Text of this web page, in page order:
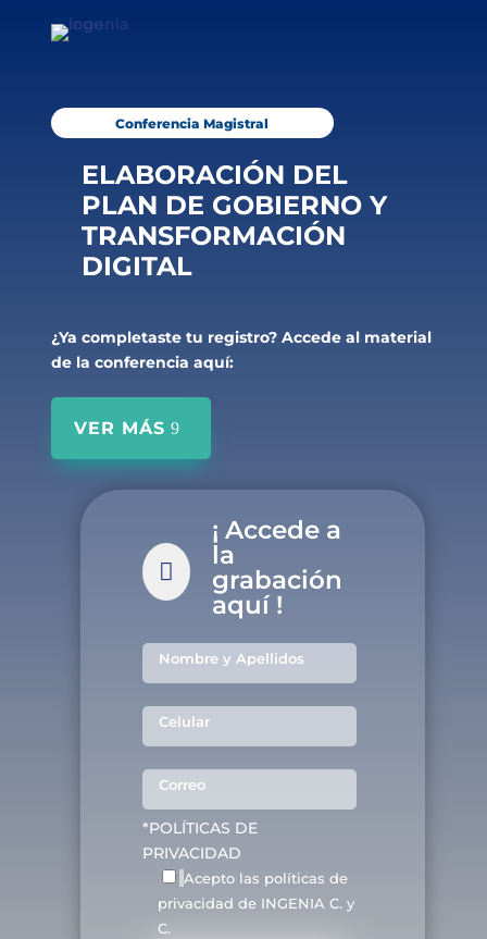
Conferencia Magistral
ELABORACIÓN DEL
PLAN DE GOBIERNO Y
TRANSFORMACIÓN
DIGITAL
¿Ya completaste tu registro? Accede al material
de la conferencia aquí:
VER MÁS

¡ Accede a
la
grabación
aquí !
*POLÍTICAS DE
PRIVACIDAD
Acepto las políticas de
privacidad de INGENIA C. y
C.